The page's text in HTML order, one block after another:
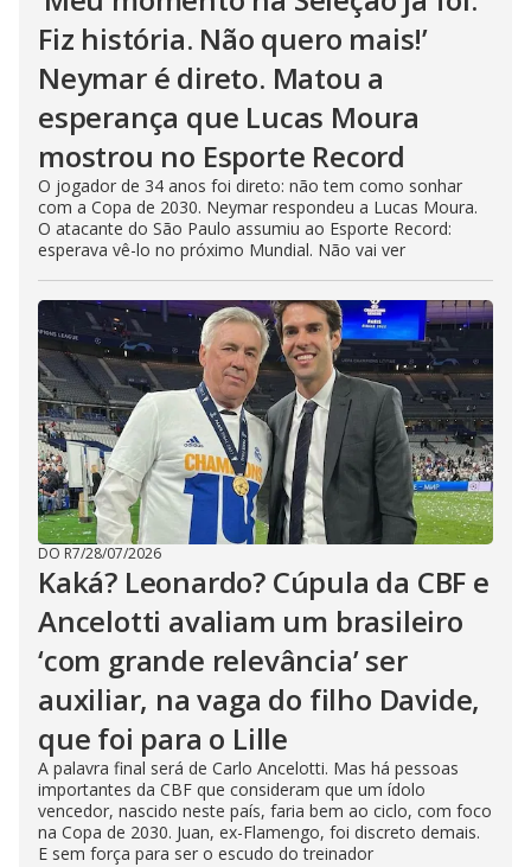
Fiz história. Não quero mais!’
Neymar é direto. Matou a
esperança que Lucas Moura
mostrou no Esporte Record
O jogador de 34 anos foi direto: não tem como sonhar
com a Copa de 2030. Neymar respondeu a Lucas Moura.
O atacante do São Paulo assumiu ao Esporte Record:
esperava vê-lo no próximo Mundial. Não vai ver
DO R7/28/07/2026
Kaká? Leonardo? Cúpula da CBF e
Ancelotti avaliam um brasileiro
‘com grande relevância’ ser
auxiliar, na vaga do filho Davide,
que foi para o Lille
A palavra final será de Carlo Ancelotti. Mas há pessoas
importantes da CBF que consideram que um ídolo
vencedor, nascido neste país, faria bem ao ciclo, com foco
na Copa de 2030. Juan, ex-Flamengo, foi discreto demais.
E sem força para ser o escudo do treinador